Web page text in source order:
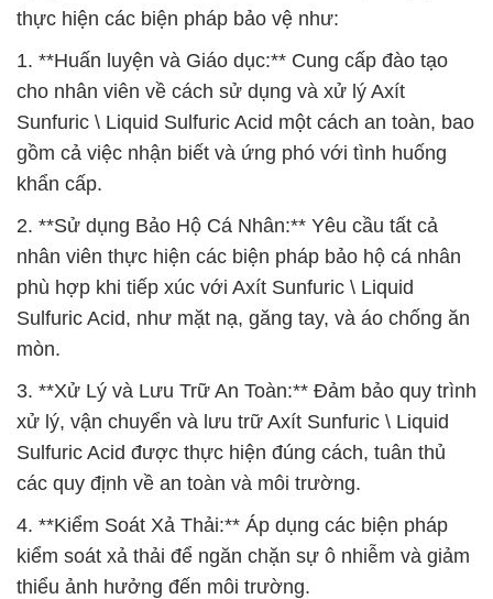
thực hiện các biện pháp bảo vệ như:
1. **Huấn luyện và Giáo dục:** Cung cấp đào tạo
cho nhân viên về cách sử dụng và xử lý Axít
Sunfuric \ Liquid Sulfuric Acid một cách an toàn, bao
gồm cả việc nhận biết và ứng phó với tình huống
khẩn cấp.
2. **Sử dụng Bảo Hộ Cá Nhân:** Yêu cầu tất cả
nhân viên thực hiện các biện pháp bảo hộ cá nhân
phù hợp khi tiếp xúc với Axít Sunfuric \ Liquid
Sulfuric Acid, như mặt nạ, găng tay, và áo chống ăn
mòn.
3. **Xử Lý và Lưu Trữ An Toàn:** Đảm bảo quy trình
xử lý, vận chuyển và lưu trữ Axít Sunfuric \ Liquid
Sulfuric Acid được thực hiện đúng cách, tuân thủ
các quy định về an toàn và môi trường.
4. **Kiểm Soát Xả Thải:** Áp dụng các biện pháp
kiểm soát xả thải để ngăn chặn sự ô nhiễm và giảm
thiểu ảnh hưởng đến môi trường.